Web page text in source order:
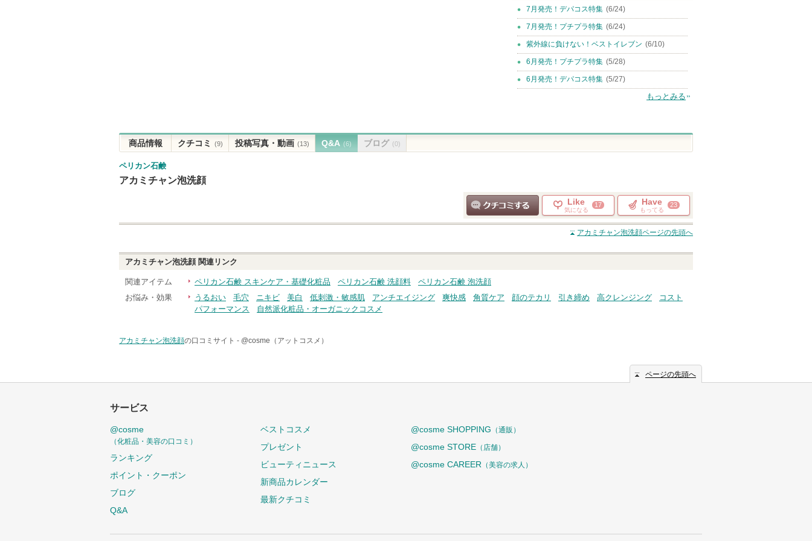
7月発売！デパコス特集 (6/24)
7月発売！プチプラ特集 (6/24)
紫外線に負けない！ベストイレブン (6/10)
6月発売！プチプラ特集 (5/28)
6月発売！デパコス特集 (5/27)
もっとみる
商品情報 クチコミ (9) 投稿写真・動画 (13) Q&A (6) ブログ (0)
ペリカン石鹸
アカミチャン泡洗顔
クチコミする
Like
気になる
17 Have
もってる
23
アカミチャン泡洗顔ページの先頭へ
アカミチャン泡洗顔関連リンク
関連アイテム ペリカン石鹸 スキンケア・基礎化粧品 ペリカン石鹸 洗顔料
ペリカン石鹸 泡洗顔
お悩み・効果
うるおい 毛穴 ニキビ 美白 低刺激・敏感肌 アンチエイジング 爽快感 角質ケア 顔のテカリ 引き締め 高クレンジング
コスト
パフォーマンス
自然派化粧品・オーガニックコスメ
アカミチャン泡洗顔の口コミサイト - @cosme（アットコスメ）
ページの先頭へ
サービス
@cosme
（化粧品・美容の口コミ）
ランキング
ポイント・クーポン
ブログ
Q&A
ベストコスメ
プレゼント
ビューティニュース
新商品カレンダー
最新クチコミ
@cosme SHOPPING （通販）
@cosme STORE （店舗）
@cosme CAREER （美容の求人）